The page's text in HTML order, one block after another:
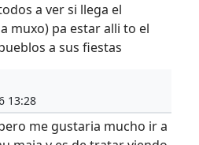
a ver si llega el
muxo) pa estar alli to el
a sus fiestas
13:28
me gustaria mucho ir a